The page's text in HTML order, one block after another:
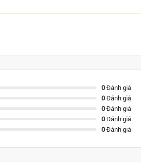
0Đánh giá
0Đánh giá
0Đánh giá
0Đánh giá
0Đánh giá